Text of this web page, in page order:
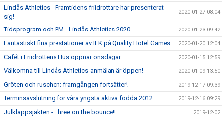
Lindås Athletics - Framtidens friidrottare har presenterat
sig!
2020-01-27 08:04
Tidsprogram och PM - Lindås Athletics 2020 2020-01-23 09:42
Fantastiskt fina prestationer av IFK på Quality Hotel Games 2020-01-20 12:04
Cafét i Friidrottens Hus öppnar onsdagar 2020-01-15 12:59
Välkomna till Lindås Athletics-anmälan är öppen! 2020-01-09 13:50
Gröten och ruschen: framgången fortsätter! 2019-12-17 09:39
Terminsavslutning för våra yngsta aktiva födda 2012 2019-12-16 09:29
Julklappsjakten - Three on the bounce!! 2019-12-02